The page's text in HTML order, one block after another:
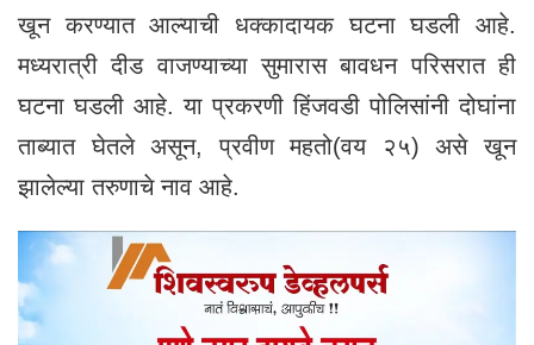
खून करण्यात आल्याची धक्कादायक घटना घडली आहे.
मध्यरात्री दीड वाजण्याच्या सुमारास बावधन परिसरात ही
घटना घडली आहे. या प्रकरणी हिंजवडी पोलिसांनी दोघांना
ताब्यात घेतले असून, प्रवीण महतो(वय २५) असे खून
झालेल्या तरुणाचे नाव आहे.